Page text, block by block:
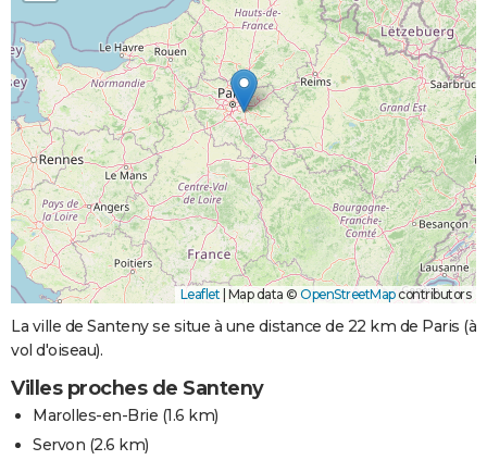
Leaflet Map data © OpenStreetMapcontributors
La ville de Santeny se situe à une distance de 22 km de Paris (à
vol d'oiseau).
Villes proches de Santeny
Marolles-en-Brie (1.6 km)
Servon (2.6 km)